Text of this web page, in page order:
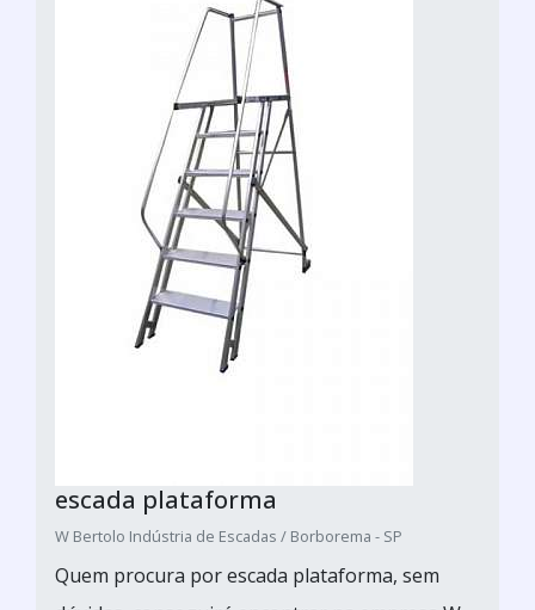
escada plataforma
W Bertolo Indústria de Escadas / Borborema - SP
Quem procura por escada plataforma, sem